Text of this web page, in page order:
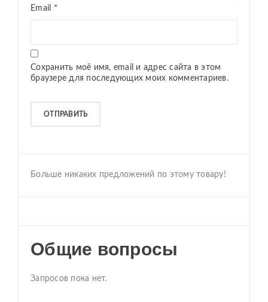
Email *
Сохранить моё имя, email и адрес сайта в этом
браузере для последующих моих комментариев.
Больше никаких предложений по этому товару!
Общие вопросы
Запросов пока нет.